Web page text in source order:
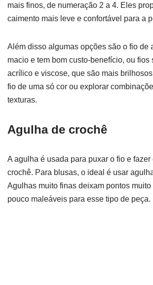
mais finos, de numeração 2 a 4. Eles
caimento mais leve e confortável para a
Além disso algumas opções são o fio de
macio e tem bom custo-benefício, ou fios
acrílico e viscose, que são mais
fio de uma só cor ou explorar
texturas.
Agulha de crochê
A agulha é usada para puxar o fio e fazer
crochê. Para blusas, o ideal é usar
Agulhas muito finas deixam pontos
pouco maleáveis para esse tipo de peça.